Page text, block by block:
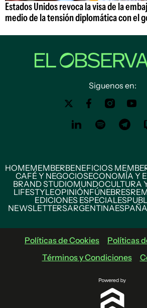
Estados Unidos revoca la visa de la
medio de la tensión diplomática con el
Siguenos en:
HOMEMEMBERBENEFICIOS
CAFÉ Y NEGOCIOSECONOMÍA Y
BRAND STUDIOMUNDOCULTURA
LIFESTYLEOPINIÓNFÚNEBRES
EDICIONES ESPECIALES
NEWSLETTERSARGENTINAESPAÑA
Políticas de Cookies
Políticas
Términos y Condiciones